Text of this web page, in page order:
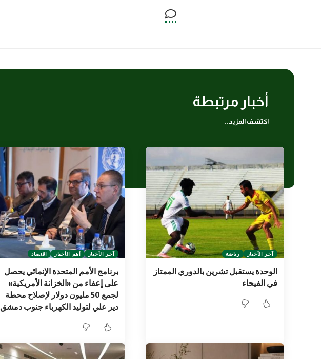
أخبار مرتبطة
اكتشف المزيد..
آخر الأخبار رياضة
الوحدة يستقبل تشرين بالدوري الممتاز
في الفيحاء
آخر الأخبار أهم الأخبار اقتصاد
برنامج الأمم المتحدة الإنمائي يحصل
على إعفاء من «الخزانة الأمريكية»
لجمع 50 مليون دولار لإصلاح محطة
دير علي لتوليد الكهرباء جنوب دمشق